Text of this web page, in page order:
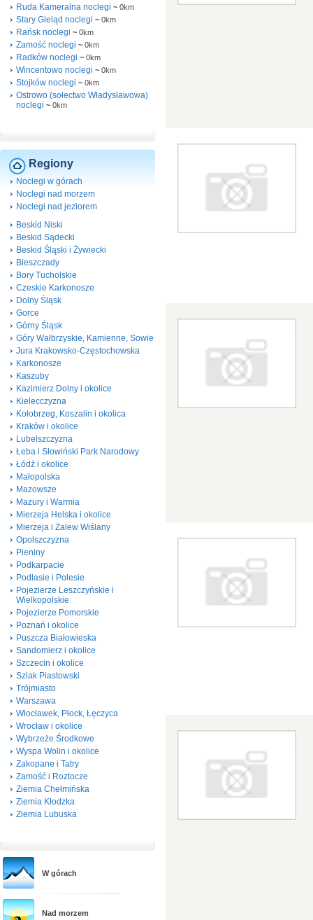
Ruda Kameralna noclegi ~ 0km
Stary Gieląd noclegi ~ 0km
Rańsk noclegi ~ 0km
Zamość noclegi ~ 0km
Radków noclegi ~ 0km
Wincentowo noclegi ~ 0km
Stojków noclegi ~ 0km
Ostrowo (sołectwo Władysławowa)
noclegi ~ 0km
Regiony
Noclegi w górach
Noclegi nad morzem
Noclegi nad jeziorem
Beskid Niski
Beskid Sądecki
Beskid Śląski i Żywiecki
Bieszczady
Bory Tucholskie
Czeskie Karkonosze
Dolny Śląsk
Gorce
Górny Śląsk
Góry Wałbrzyskie, Kamienne, Sowie
Jura Krakowsko-Częstochowska
Karkonosze
Kaszuby
Kazimierz Dolny i okolice
Kielecczyzna
Kołobrzeg, Koszalin i okolica
Kraków i okolice
Lubelszczyzna
Łeba i Słowiński Park Narodowy
Łódź i okolice
Małopolska
Mazowsze
Mazury i Warmia
Mierzeja Helska i okolice
Mierzeja i Zalew Wiślany
Opolszczyzna
Pieniny
Podkarpacie
Podlasie i Polesie
Pojezierze Leszczyńskie i
Wielkopolskie
Pojezierze Pomorskie
Poznań i okolice
Puszcza Białowieska
Sandomierz i okolice
Szczecin i okolice
Szlak Piastowski
Trójmiasto
Warszawa
Włocławek, Płock, Łęczyca
Wrocław i okolice
Wybrzeże Środkowe
Wyspa Wolin i okolice
Zakopane i Tatry
Zamość i Roztocze
Ziemia Chełmińska
Ziemia Kłodzka
Ziemia Lubuska
W górach
Nad morzem